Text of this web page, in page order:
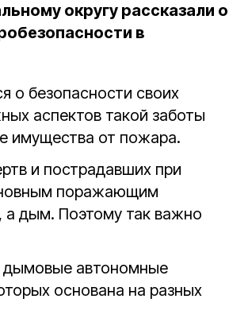
округу рассказали о
в
о безопасности своих
аспектов такой заботы
имущества от пожара.
и пострадавших при
поражающим
а дым. Поэтому так важно
дымовые автономные
основана на разных